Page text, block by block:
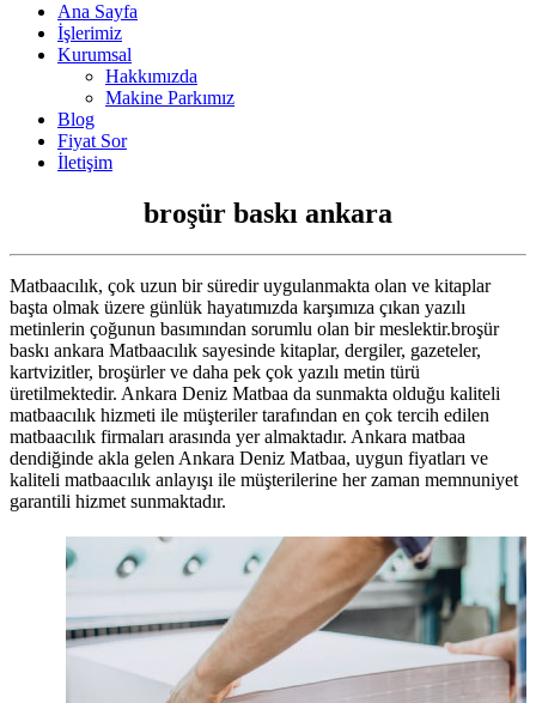
Ana Sayfa
İşlerimiz
Kurumsal
Hakkımızda
Makine Parkımız
Blog
Fiyat Sor
İletişim
broşür baskı ankara
Matbaacılık, çok uzun bir süredir uygulanmakta olan ve kitaplar
başta olmak üzere günlük hayatımızda karşımıza çıkan yazılı
metinlerin çoğunun basımından sorumlu olan bir meslektir.broşür
baskı ankara Matbaacılık sayesinde kitaplar, dergiler, gazeteler,
kartvizitler, broşürler ve daha pek çok yazılı metin türü
üretilmektedir. Ankara Deniz Matbaa da sunmakta olduğu kaliteli
matbaacılık hizmeti ile müşteriler tarafından en çok tercih edilen
matbaacılık firmaları arasında yer almaktadır. Ankara matbaa
dendiğinde akla gelen Ankara Deniz Matbaa, uygun fiyatları ve
kaliteli matbaacılık anlayışı ile müşterilerine her zaman memnuniyet
garantili hizmet sunmaktadır.